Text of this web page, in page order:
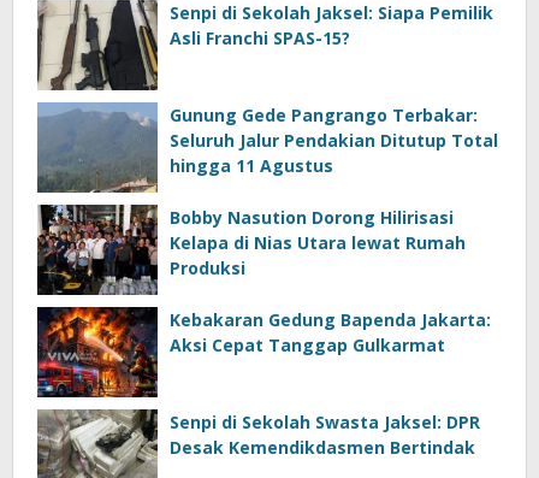
Senpi di Sekolah Jaksel: Siapa Pemilik
Asli Franchi SPAS-15?
Gunung Gede Pangrango Terbakar:
Seluruh Jalur Pendakian Ditutup Total
hingga 11 Agustus
Bobby Nasution Dorong Hilirisasi
Kelapa di Nias Utara lewat Rumah
Produksi
Kebakaran Gedung Bapenda Jakarta:
Aksi Cepat Tanggap Gulkarmat
Senpi di Sekolah Swasta Jaksel: DPR
Desak Kemendikdasmen Bertindak